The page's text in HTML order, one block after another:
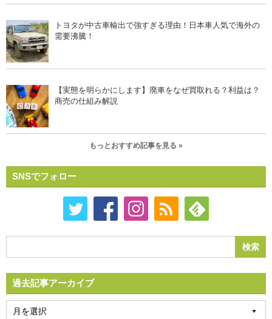
トヨタが中古車輸出で強すぎる理由！日本車人気で海外の
需要沸騰！
【実態を明らかにします】廃車をなぜ買取れる？利益は？
商売の仕組み解説
もっとおすすめ記事を見る »
SNSでフォロー
過去記事アーカイブ